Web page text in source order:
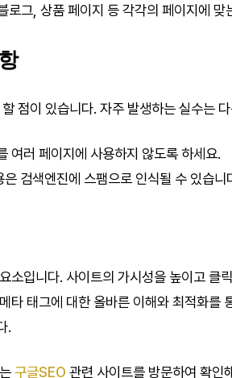
로그, 상품 페이지 등 각각의 페이지에 맞
점이 있습니다. 자주 발생하는 실수는
여러 페이지에 사용하지 않도록 하세요.
검색엔진에 스팸으로 인식될 수 있습니
소입니다. 사이트의 가시성을 높이고 클
타 태그에 대한 올바른 이해와 최적화를
.
구글SEO 관련 사이트를 방문하여 확인